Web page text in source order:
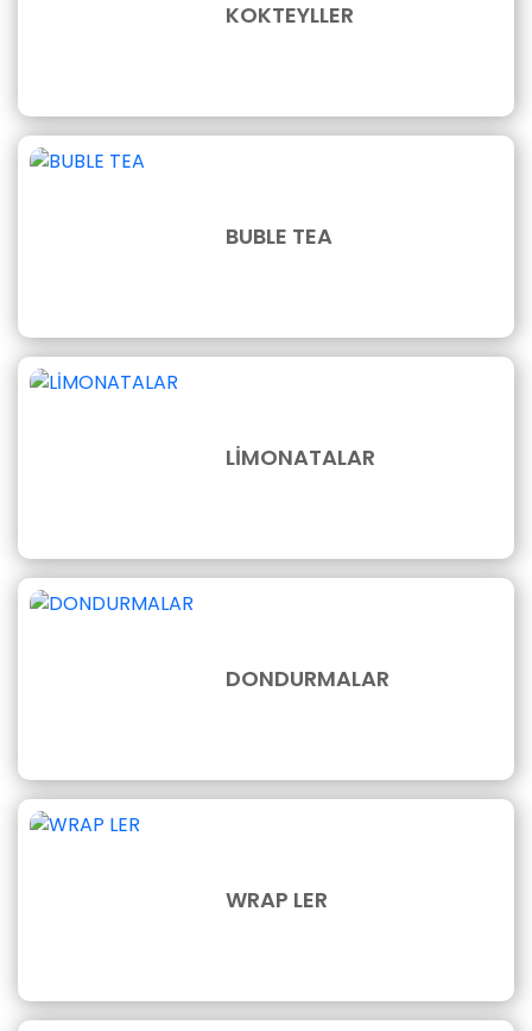
KOKTEYLLER
BUBLE TEA
LİMONATALAR
DONDURMALAR
WRAP LER